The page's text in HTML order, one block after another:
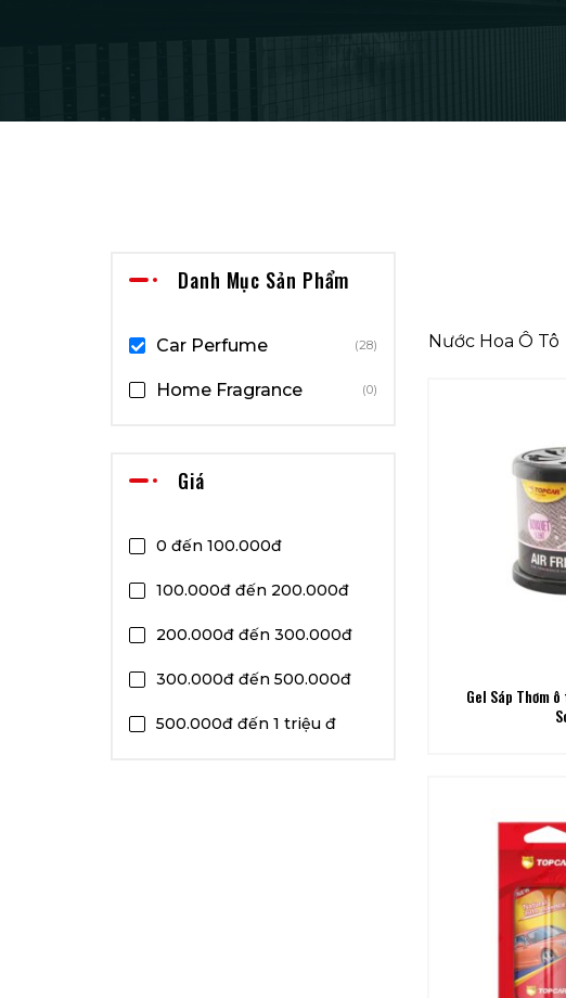
Danh Mục Sản Phẩm
Car Perfume (28)
Home Fragrance (0)
Giá
0 đến 100.000đ
100.000đ đến 200.000đ
200.000đ đến 300.000đ
300.000đ đến 500.000đ
500.000đ đến 1 triệu đ
Nước Hoa Ô Tô
Gel Sáp Thơm